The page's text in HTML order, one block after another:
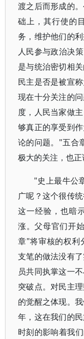
渡之后而形成的
础上，其行使的
务，维护他们的
人民参与政治决
是与统治密切相
民主是否是被宣
现在十分关注的
度，人民当家做
够真正的享受到
论的问题。"五合
极大的关注，也正
"史上最牛公
广呢？这个很传
这一经验，也暗
涨。父母官们开
章"将审核的权利
支笔的做法没有
员共同执掌这一
突破点。对民主
的觉醒之体现。
年，这在我们的
时刻的影响着我